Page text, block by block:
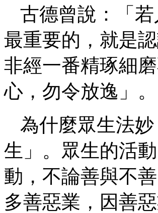
古德曾說：「
最重要的，就是
非經一番精琢細
心，勿令放逸」。
為什麼眾生法
生」。眾生的活
動，不論善與不
多善惡業，因善